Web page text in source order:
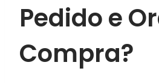
Pedido e
Compra?